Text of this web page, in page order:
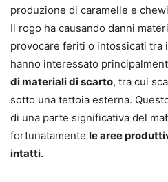
produzione di caramelle e
Il rogo ha causando danni
provocare feriti o intossicati tra
hanno interessato
di materiali di scarto, tra cui
sotto una tettoia esterna.
di una parte significativa del
fortunatamente le aree
intatti.